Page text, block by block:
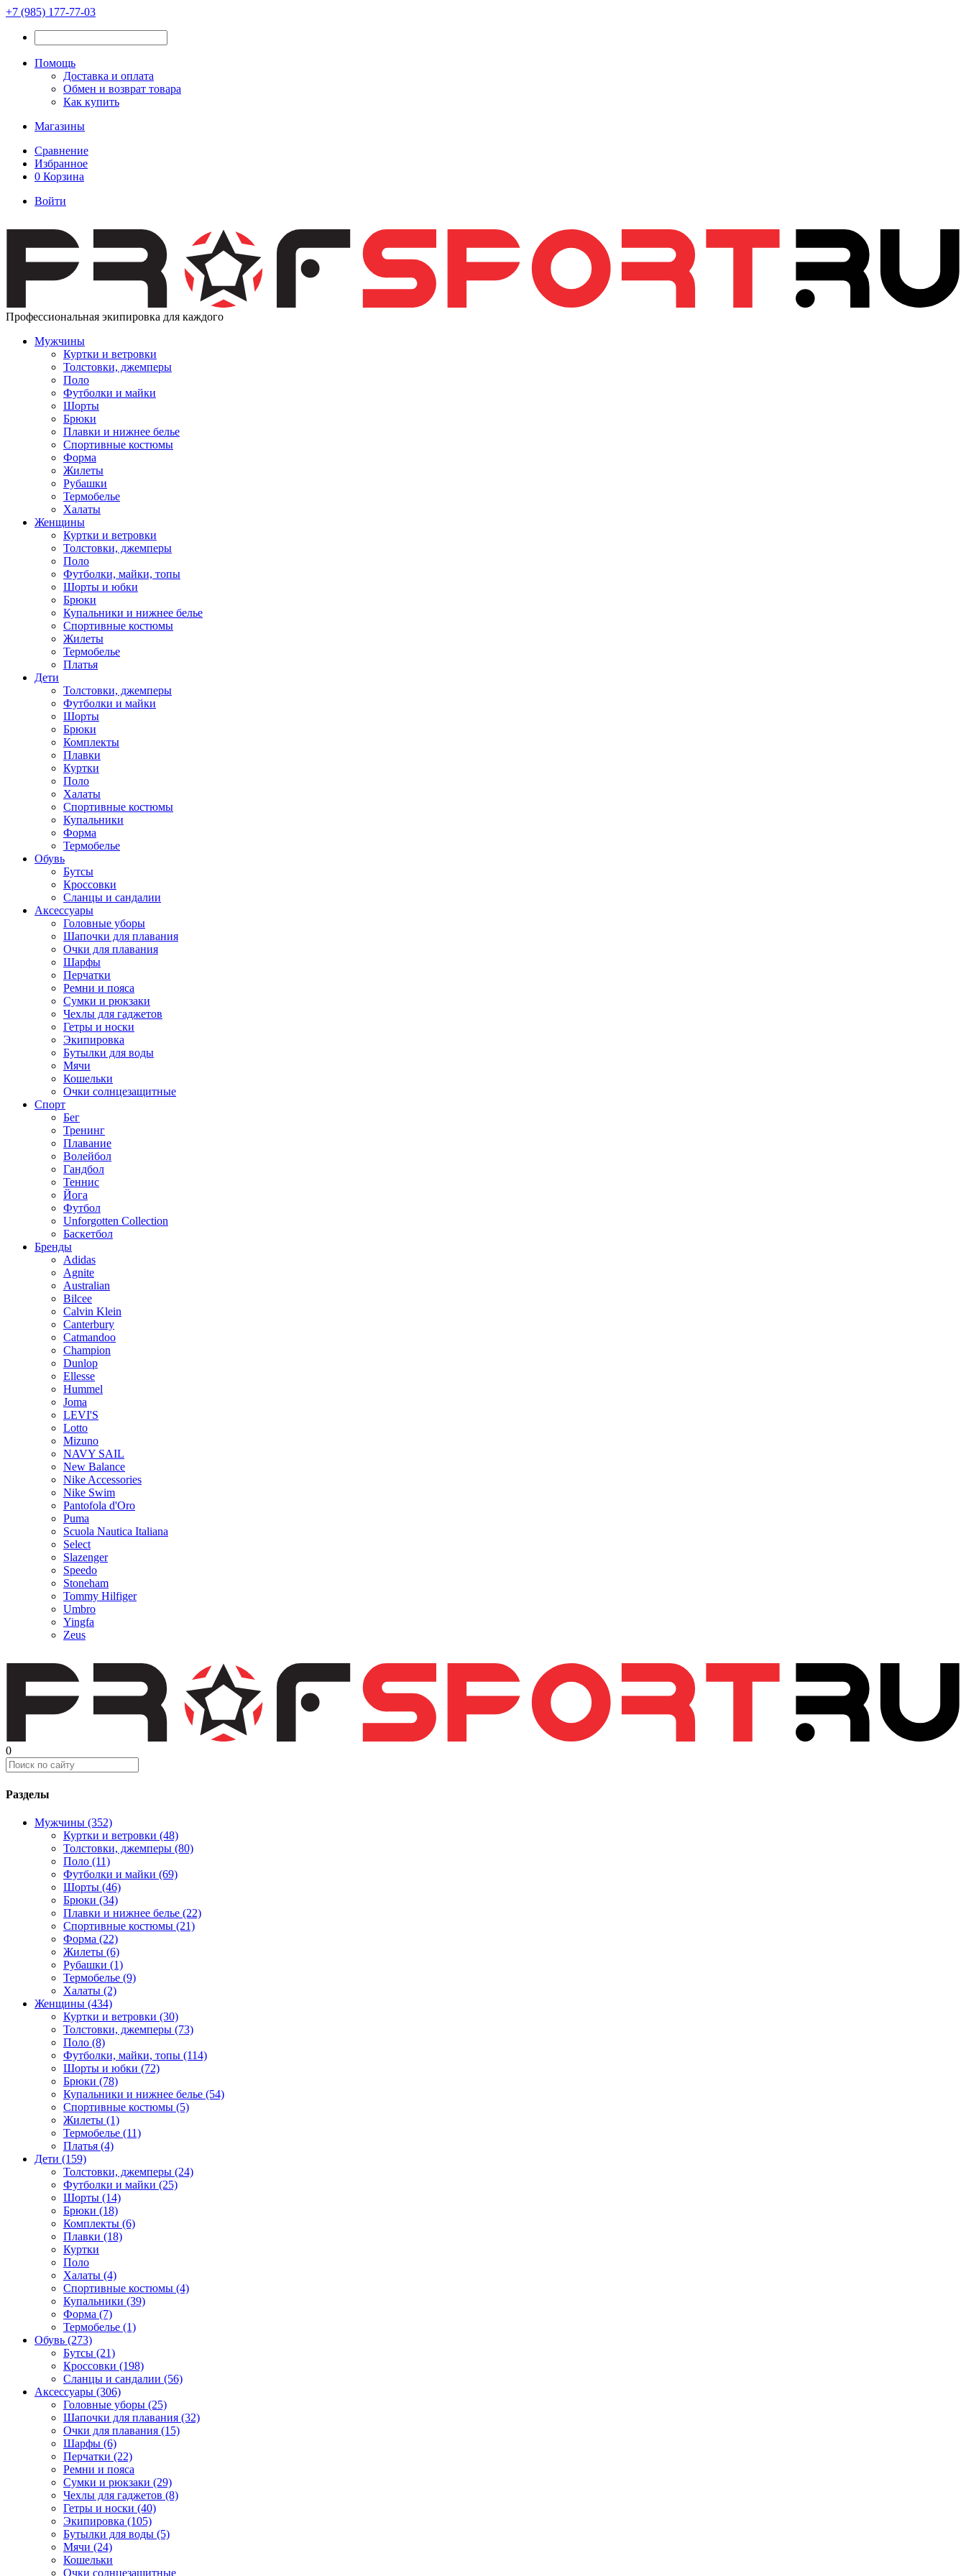
+7 (985) 177-77-03
Помощь
Доставка и оплата
Обмен и возврат товара
Как купить
Магазины
Сравнение
Избранное
0 Корзина
Войти
Профессиональная экипировка для каждого
Мужчины
Куртки и ветровки
Толстовки, джемперы
Поло
Футболки и майки
Шорты
Брюки
Плавки и нижнее белье
Спортивные костюмы
Форма
Жилеты
Рубашки
Термобелье
Халаты
Женщины
Куртки и ветровки
Толстовки, джемперы
Поло
Футболки, майки, топы
Шорты и юбки
Брюки
Купальники и нижнее белье
Спортивные костюмы
Жилеты
Термобелье
Платья
Дети
Толстовки, джемперы
Футболки и майки
Шорты
Брюки
Комплекты
Плавки
Куртки
Поло
Халаты
Спортивные костюмы
Купальники
Форма
Термобелье
Обувь
Бутсы
Кроссовки
Сланцы и сандалии
Аксессуары
Головные уборы
Шапочки для плавания
Очки для плавания
Шарфы
Перчатки
Ремни и пояса
Сумки и рюкзаки
Чехлы для гаджетов
Гетры и носки
Экипировка
Бутылки для воды
Мячи
Кошельки
Очки солнцезащитные
Спорт
Бег
Тренинг
Плавание
Волейбол
Гандбол
Теннис
Йога
Футбол
Unforgotten Collection
Баскетбол
Бренды
Adidas
Agnite
Australian
Bilcee
Calvin Klein
Canterbury
Catmandoo
Champion
Dunlop
Ellesse
Hummel
Joma
LEVI'S
Lotto
Mizuno
NAVY SAIL
New Balance
Nike Accessories
Nike Swim
Pantofola d'Oro
Puma
Scuola Nautica Italiana
Select
Slazenger
Speedo
Stoneham
Tommy Hilfiger
Umbro
Yingfa
Zeus
0
Разделы
Мужчины (352)
Куртки и ветровки (48)
Толстовки, джемперы (80)
Поло (11)
Футболки и майки (69)
Шорты (46)
Брюки (34)
Плавки и нижнее белье (22)
Спортивные костюмы (21)
Форма (22)
Жилеты (6)
Рубашки (1)
Термобелье (9)
Халаты (2)
Женщины (434)
Куртки и ветровки (30)
Толстовки, джемперы (73)
Поло (8)
Футболки, майки, топы (114)
Шорты и юбки (72)
Брюки (78)
Купальники и нижнее белье (54)
Спортивные костюмы (5)
Жилеты (1)
Термобелье (11)
Платья (4)
Дети (159)
Толстовки, джемперы (24)
Футболки и майки (25)
Шорты (14)
Брюки (18)
Комплекты (6)
Плавки (18)
Куртки
Поло
Халаты (4)
Спортивные костюмы (4)
Купальники (39)
Форма (7)
Термобелье (1)
Обувь (273)
Бутсы (21)
Кроссовки (198)
Сланцы и сандалии (56)
Аксессуары (306)
Головные уборы (25)
Шапочки для плавания (32)
Очки для плавания (15)
Шарфы (6)
Перчатки (22)
Ремни и пояса
Сумки и рюкзаки (29)
Чехлы для гаджетов (8)
Гетры и носки (40)
Экипировка (105)
Бутылки для воды (5)
Мячи (24)
Кошельки
Очки солнцезащитные